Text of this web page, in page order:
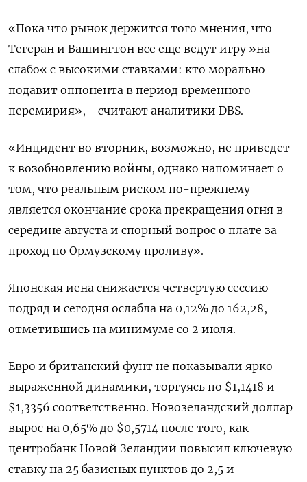
«Пока что рынок держится того ‌мнения, что
Тегеран и Вашингтон все еще ведут игру »на
слабо« с высокими ставками: кто морально
подавит оппонента в период временного ​
перемирия», - считают аналитики DBS.
«Инцидент ​во вторник, ‌возможно, не приведет
к возобновлению войны, однако напоминает о
том, что ​реальным риском по-прежнему
является окончание срока прекращения огня в
середине августа и спорный вопрос о плате за
проход по Ормузскому проливу».
Японская иена снижается четвертую сессию
подряд и сегодня ослабла на 0,12% до 162,28,
отметившись на минимуме со 2 июля.
Евро и британский фунт не показывали ярко
выраженной динамики, торгуясь по $1,1418 ​и
$1,3356 соответственно. Новозеландский доллар
вырос ⁠на 0,65% до $0,5714 после того, как
центробанк Новой Зеландии повысил ключевую
ставку на 25 базисных пунктов ‌до 2,5 и